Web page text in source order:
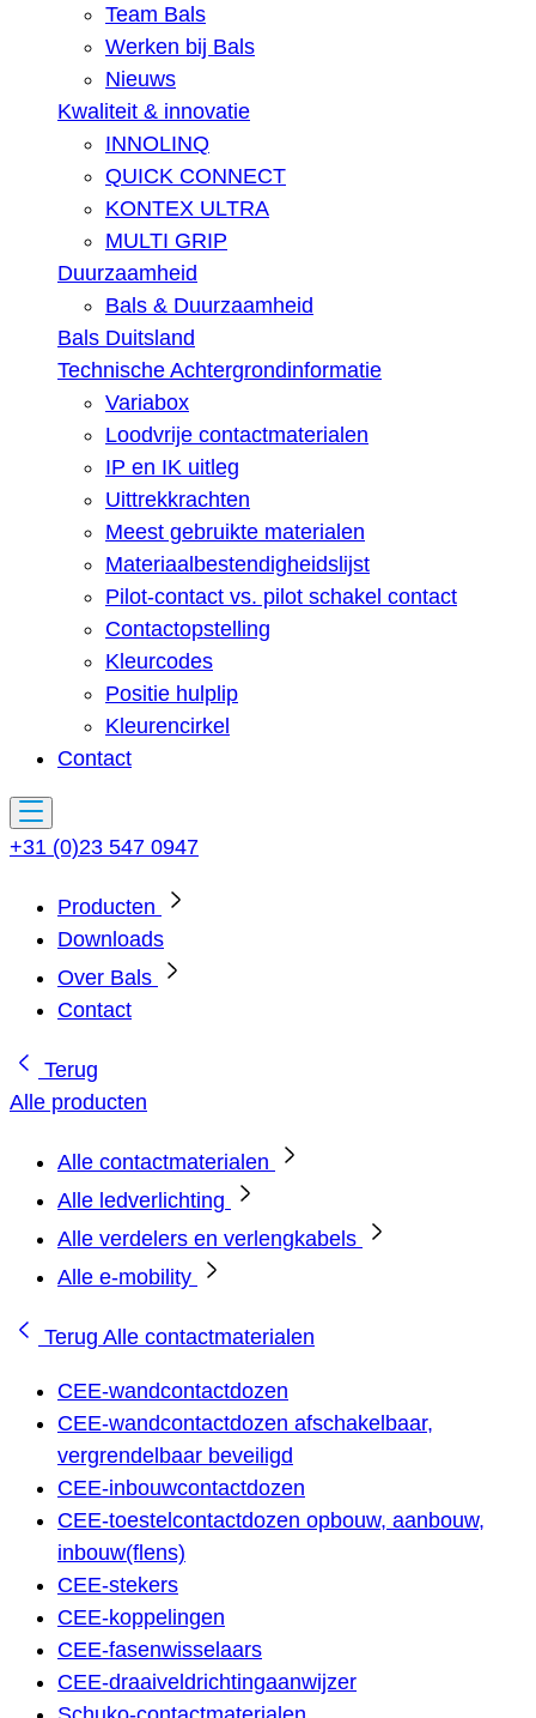
Team Bals
Werken bij Bals
Nieuws
Kwaliteit & innovatie
INNOLINQ
QUICK CONNECT
KONTEX ULTRA
MULTI GRIP
Duurzaamheid
Bals & Duurzaamheid
Bals Duitsland
Technische Achtergrondinformatie
Variabox
Loodvrije contactmaterialen
IP en IK uitleg
Uittrekkrachten
Meest gebruikte materialen
Materiaalbestendigheidslijst
Pilot-contact vs. pilot schakel contact
Contactopstelling
Kleurcodes
Positie hulplip
Kleurencirkel
Contact
+31 (0)23 547 0947
Producten
Downloads
Over Bals
Contact
Terug
Alle producten
Alle contactmaterialen
Alle ledverlichting
Alle verdelers en verlengkabels
Alle e-mobility
Terug Alle contactmaterialen
CEE-wandcontactdozen
CEE-wandcontactdozen afschakelbaar,
vergrendelbaar beveiligd
CEE-inbouwcontactdozen
CEE-toestelcontactdozen opbouw, aanbouw,
inbouw(flens)
CEE-stekers
CEE-koppelingen
CEE-fasenwisselaars
CEE-draaiveldrichtingaanwijzer